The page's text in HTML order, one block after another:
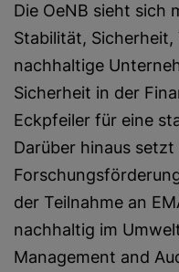
Die OeNB sieht sich
Stabilität, Sicherheit,
nachhaltige
Sicherheit in der
Eckpfeiler für eine
Darüber hinaus
der Teilnahme an
nachhaltig im
Management and